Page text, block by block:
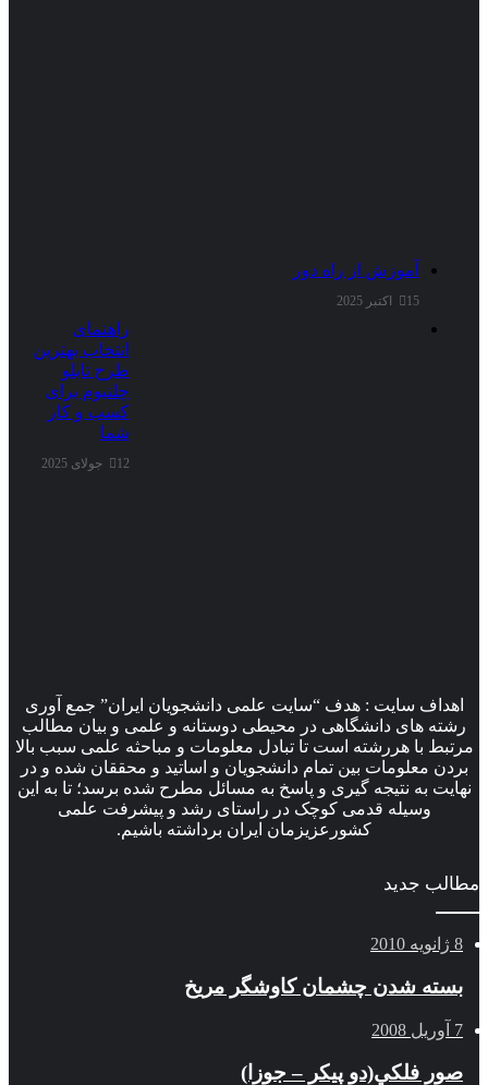
آموزش از راه دور
15 اکتبر 2025
راهنمای
انتخاب بهترین
طرح تابلو
چلنیوم برای
کسب و کار
شما
12 جولای 2025
اهداف سایت : هدف “سایت علمی دانشجویان ایران” جمع آوری
رشته های دانشگاهی در محیطی دوستانه و علمی و بیان مطالب
مرتبط با هررشته است تا تبادل معلومات و مباحثه علمی سبب بالا
بردن معلومات بین تمام دانشجویان و اساتید و محققان شده و در
نهایت به نتیجه گیری و پاسخ به مسائل مطرح شده برسد؛ تا به این
وسیله قدمی کوچک در راستای رشد و پیشرفت علمی
کشورعزیزمان ایران برداشته باشیم.
مطالب جدید
8 ژانویه 2010
بسته شدن چشمان کاوشگر مريخ
7 آوریل 2008
صور فلكي(دو پیکر – جوزا)